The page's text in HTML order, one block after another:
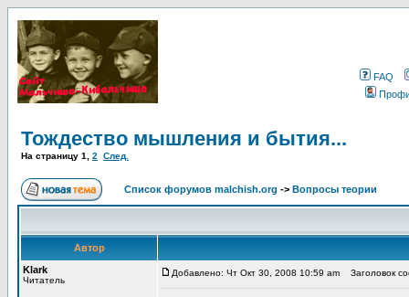
FAQ
Тождество мышления и бытия...
На страницу 1 2 След.
Список форумов malchish.org -> Вопросы теории
Автор
Klark
Читатель
Добавлено: Чт Окт 30, 2008 10:59 am Заголовок